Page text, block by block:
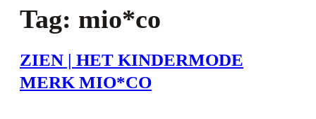
Tag: mio*co
ZIEN | HET KINDERMODE
MERK MIO*CO